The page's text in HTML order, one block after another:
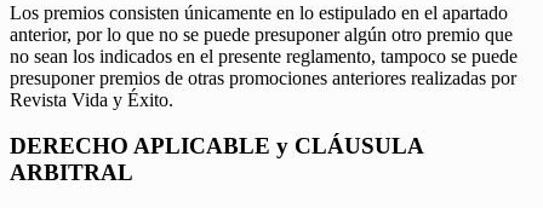
Los premios consisten únicamente en lo estipulado en el apartado
anterior, por lo que no se puede presuponer algún otro premio que
no sean los indicados en el presente reglamento, tampoco se puede
presuponer premios de otras promociones anteriores realizadas por
Revista Vida y Éxito.
DERECHO APLICABLE y CLÁUSULA
ARBITRAL